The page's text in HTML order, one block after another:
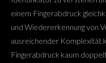
einem Fingerabdruck
und Wiedererkennung von
ausreichender Komplexität
Fingerabdruck kaum